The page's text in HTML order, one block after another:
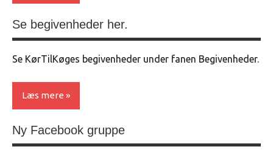
Uncategorized
Se begivenheder her.
Se KørTilKøges begivenheder under fanen Begivenheder.
Læs mere
Uncategorized
Ny Facebook gruppe